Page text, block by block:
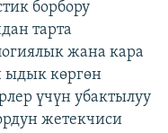
борбору
тарта
жана кара
ыдык көргөн
үчүн убактылуу
жетекчиси